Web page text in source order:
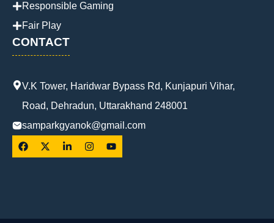
Responsible Gaming
Fair Play
CONTACT
V.K Tower, Haridwar Bypass Rd, Kunjapuri Vihar,
Road, Dehradun, Uttarakhand 248001
samparkgyanok@gmail.com